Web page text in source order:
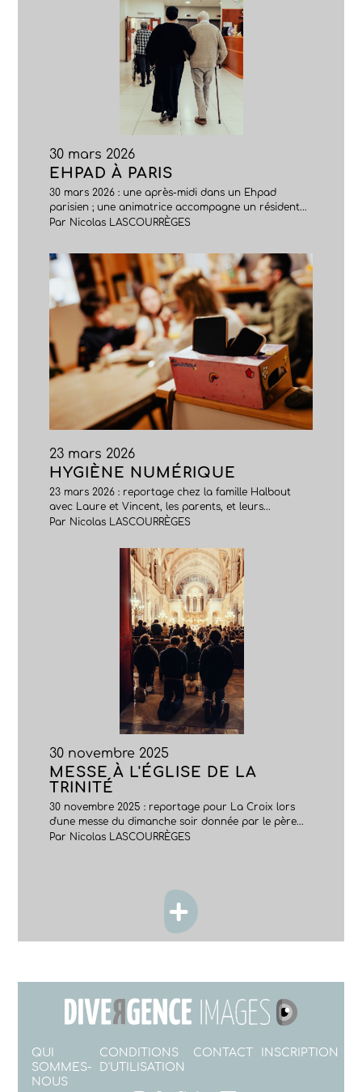
30 mars 2026
EHPAD À PARIS
30 mars 2026 : une après-midi dans un Ehpad
parisien ; une animatrice accompagne un résident...
Par Nicolas LASCOURRÈGES
23 mars 2026
HYGIÈNE NUMÉRIQUE
23 mars 2026 : reportage chez la famille Halbout
avec Laure et Vincent, les parents, et leurs...
Par Nicolas LASCOURRÈGES
30 novembre 2025
MESSE À L'ÉGLISE DE LA
TRINITÉ
30 novembre 2025 : reportage pour La Croix lors
d'une messe du dimanche soir donnée par le père...
Par Nicolas LASCOURRÈGES
QUI
SOMMES-
NOUS
CONDITIONS
D'UTILISATION
CONTACT INSCRIPTION